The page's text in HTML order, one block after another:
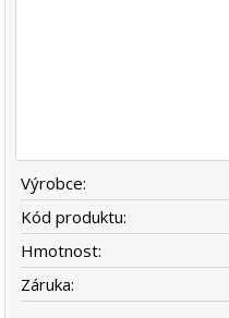
Výrobce:
Kód produktu:
Hmotnost:
Záruka: